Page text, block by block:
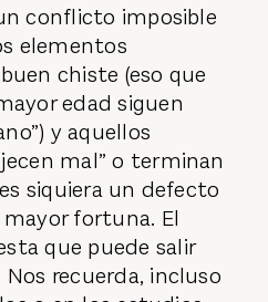
conflicto imposible
elementos
chiste (eso que
edad siguen
y aquellos
mal” o terminan
siquiera un defecto
fortuna. El
que puede salir
recuerda, incluso